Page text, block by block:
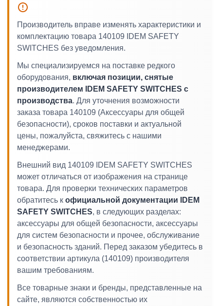
Производитель вправе изменять характеристики и
комплектацию товара 140109 IDEM SAFETY
SWITCHES без уведомления.
Мы специализируемся на поставке редкого
оборудования, включая позиции, снятые
производителем IDEM SAFETY SWITCHES с
производства. Для уточнения возможности
заказа товара 140109 (Аксессуары для общей
безопасности), сроков поставки и актуальной
цены, пожалуйста, свяжитесь с нашими
менеджерами.
Внешний вид 140109 IDEM SAFETY SWITCHES
может отличаться от изображения на странице
товара. Для проверки технических параметров
обратитесь к официальной документации IDEM
SAFETY SWITCHES, в следующих разделах:
аксессуары для общей безопасности, аксессуары
для систем безопасности и прочее, обслуживание
и безопасность зданий. Перед заказом убедитесь в
соответствии артикула (140109) производителя
вашим требованиям.
Все товарные знаки и бренды, представленные на
сайте, являются собственностью их